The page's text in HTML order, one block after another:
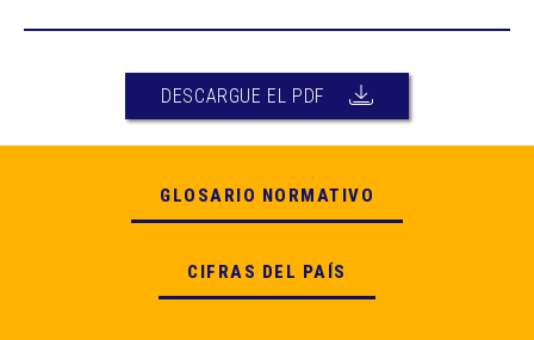
DESCARGUE EL PDF
GLOSARIO NORMATIVO
CIFRAS DEL PAÍS